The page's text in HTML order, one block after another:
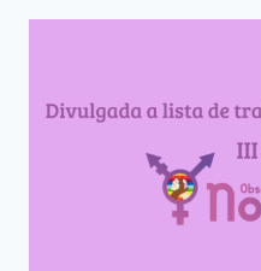
SEMINÁRIO
NOSOTRAS
E
A
PRORROGAÇÃO
DAS
INSCRIÇÕES